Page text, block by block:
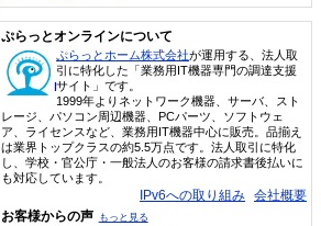
ぷらっとオンラインについて
ぷらっとホーム株式会社が運用する、法人取
引に特化した「業務用IT機器専門の調達支援
サイト」です。
1999年よりネットワーク機器、サーバ、スト
レージ、パソコン周辺機器、PCパーツ、ソフトウェ
ア、ライセンスなど、業務用IT機器中心に販売。品揃え
は業界トップクラスの約5.5万点です。法人取引に特化
し、学校・官公庁・一般法人のお客様の請求書後払いに
も対応しています。
IPv6への取り組み 会社概要
お客様からの声 もっと見る